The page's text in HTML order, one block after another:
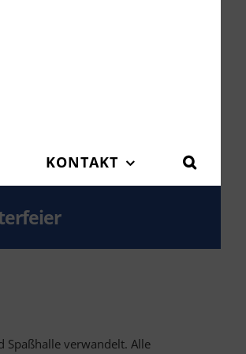
KONTAKT
Spaßhalle verwandelt. Alle